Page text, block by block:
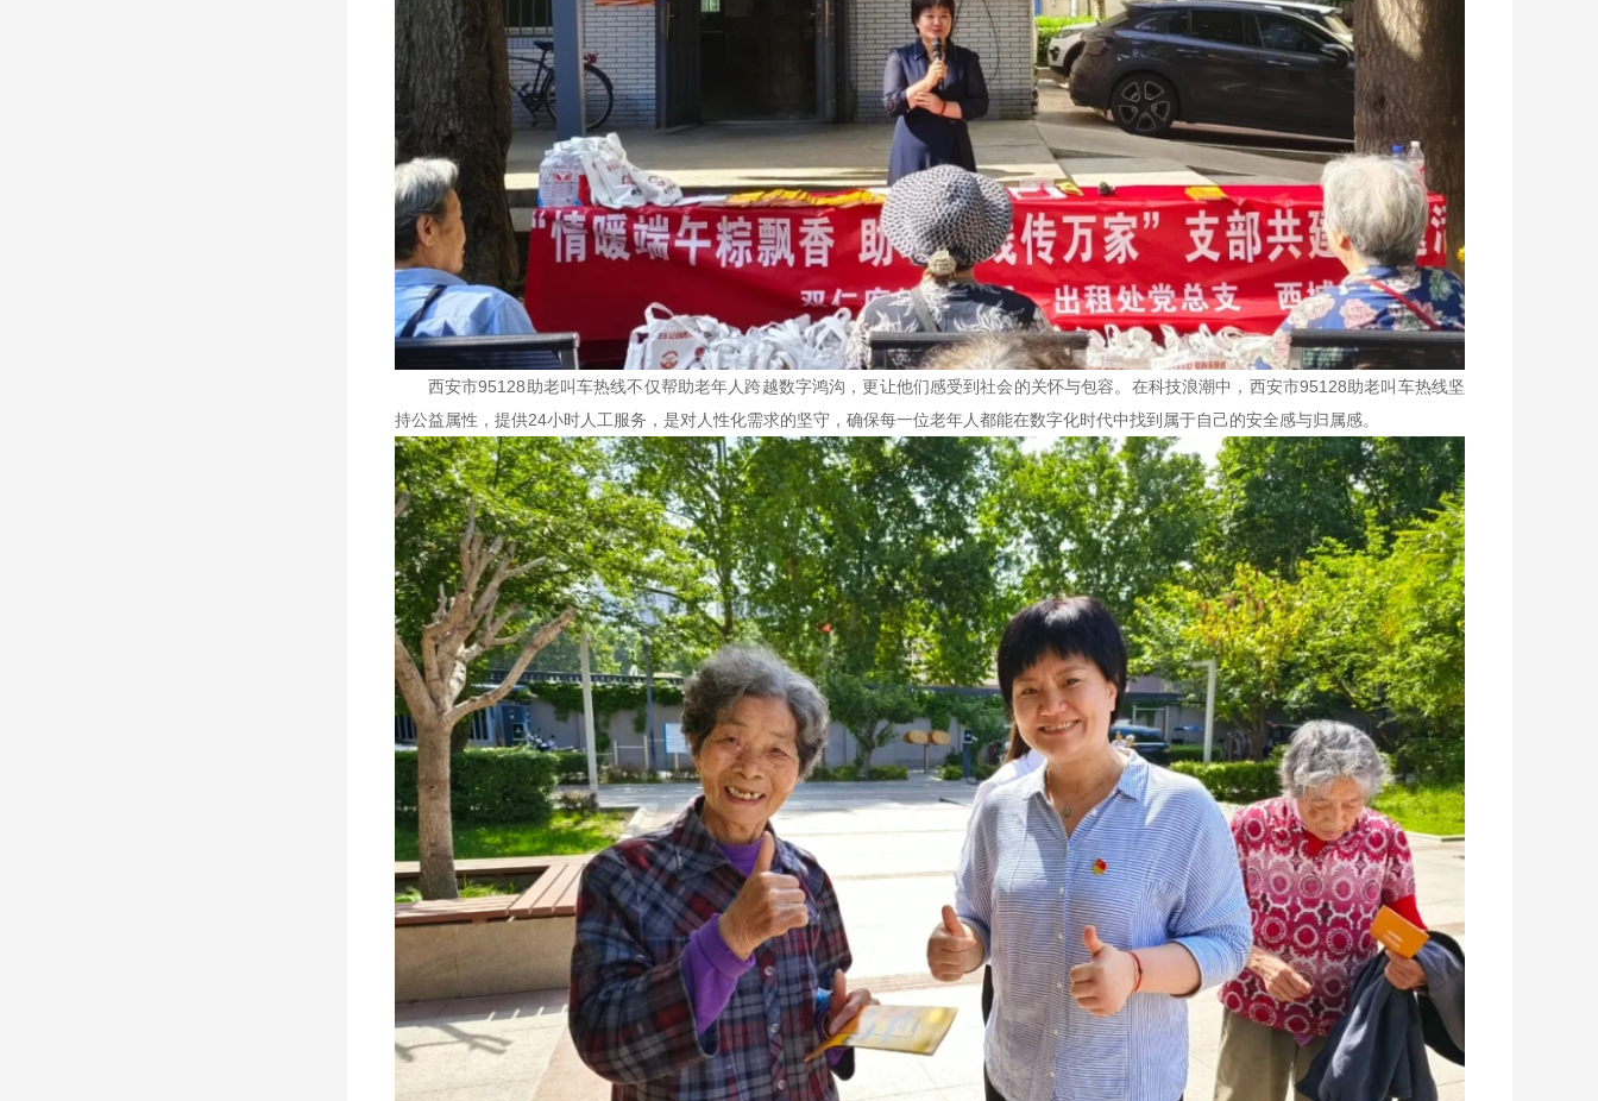
西安市95128助老叫车热线不仅帮助老年人跨越数字鸿沟，更让他们感受到社会的关怀与包容。在科技浪潮中，西安市95128助老叫车热线坚
持公益属性，提供24小时人工服务，是对人性化需求的坚守，确保每一位老年人都能在数字化时代中找到属于自己的安全感与归属感。